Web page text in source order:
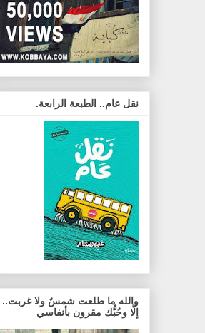
نقل عام.. الطبعة الرابعة.
والله ما طلعت شمسٌ ولا غربت..
إلَّا وحُبُّك مقرون بأنفاسي